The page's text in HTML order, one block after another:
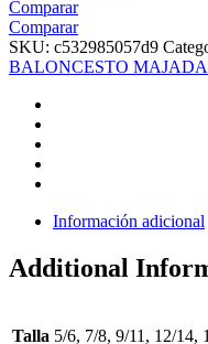
Comparar
Comparar
SKU: c532985057d9
BALONCESTO
Información adicional
Additional
Talla 5/6, 7/8, 9/11, 12/